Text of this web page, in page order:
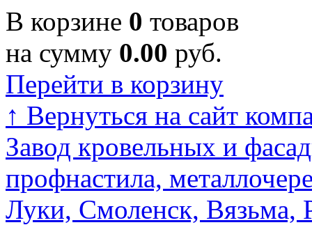
В корзине 0 товаров
на сумму 0.00 руб.
Перейти в корзину
↑ Вернуться на сайт
Завод кровельных и
профнастила,
Луки, Смоленск, Вязьма,